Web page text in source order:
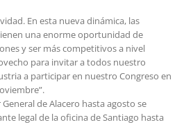
En esta nueva dinámica, las
una enorme oportunidad de
y ser más competitivos a nivel
para invitar a todos nuestro
a participar en nuestro Congreso en
de Alacero hasta agosto se
legal de la oficina de Santiago hasta